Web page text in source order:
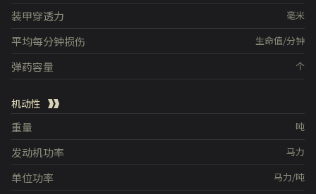
毫米
装甲穿透力
生命值/分钟
平均每分钟损伤
个
弹药容量
机动性
吨
重量
马力
发动机功率
马力/吨
单位功率